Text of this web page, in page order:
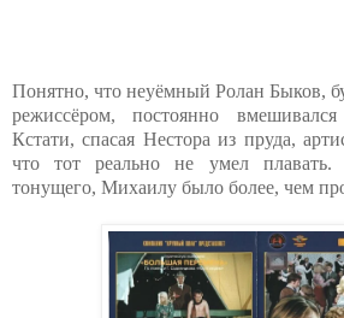
Понятно, что неуёмный Ролан Быков,
режиссёром, постоянно
Кстати, спасая Нестора из пруда,
что тот реально не умел плавать.
тонущего, Михаилу было более, чем